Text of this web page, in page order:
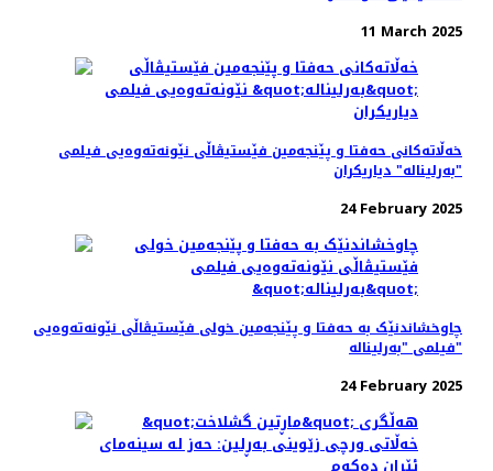
11 March 2025
خه‌ڵاته‌کانی حه‌فتا و پێنجه‌مین فێستیڤاڵی نێونه‌ته‌وه‌یی فیلمی
"بەرلیناله" دیاریکران
24 February 2025
چاوخشاندنێک به حه‌فتا و پێنجه‌مین خولی فێستیڤاڵی نێونه‌ته‌وه‌یی
فیلمی "بەرلیناله"
24 February 2025